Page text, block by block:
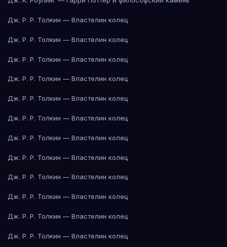
Дж. Р. Р. Толкин — Властелин колец
Дж. Р. Р. Толкин — Властелин колец
Дж. Р. Р. Толкин — Властелин колец
Дж. Р. Р. Толкин — Властелин колец
Дж. Р. Р. Толкин — Властелин колец
Дж. Р. Р. Толкин — Властелин колец
Дж. Р. Р. Толкин — Властелин колец
Дж. Р. Р. Толкин — Властелин колец
Дж. Р. Р. Толкин — Властелин колец
Дж. Р. Р. Толкин — Властелин колец
Дж. Р. Р. Толкин — Властелин колец
Дж. Р. Р. Толкин — Властелин колец